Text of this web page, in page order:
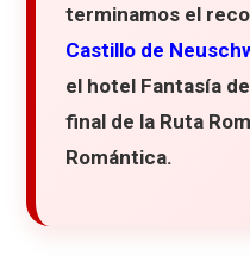
terminamos el
Castillo de
el hotel Fantasía
final de la Ruta
Romántica.